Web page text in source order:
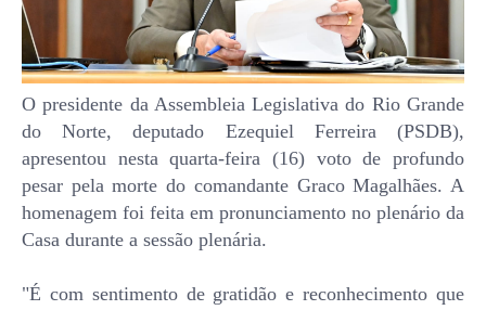
O presidente da Assembleia Legislativa do Rio Grande
do Norte, deputado Ezequiel Ferreira (PSDB),
apresentou nesta quarta-feira (16) voto de profundo
pesar pela morte do comandante Graco Magalhães. A
homenagem foi feita em pronunciamento no plenário da
Casa durante a sessão plenária.
"É com sentimento de gratidão e reconhecimento que